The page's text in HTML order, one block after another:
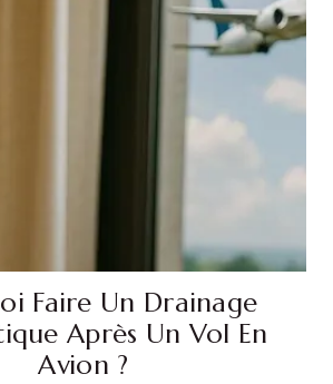
Faire Un Drainage
Après Un Vol En
Avion ?